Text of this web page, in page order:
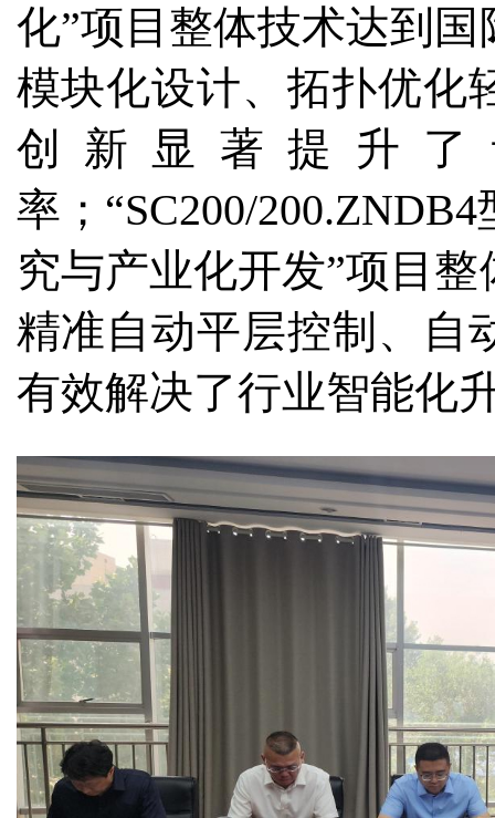
化”项目整体技术达到
模块化设计、拓扑优化
创新显著提升
率； “SC200/200.ZNDB4
究与产业化开发”项目整
精准自动平层控制、自
有效解决了行业智能化